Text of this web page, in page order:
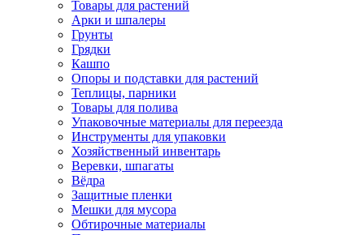
Товары для растений
Арки и шпалеры
Грунты
Грядки
Кашпо
Опоры и подставки для растений
Теплицы, парники
Товары для полива
Упаковочные материалы для переезда
Инструменты для упаковки
Хозяйственный инвентарь
Веревки, шпагаты
Вёдра
Защитные пленки
Мешки для мусора
Обтирочные материалы